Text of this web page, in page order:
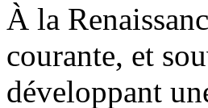
À la
courante, et
développant